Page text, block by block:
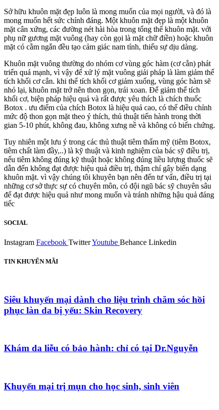
Sở hữu khuôn mặt đẹp luôn là mong muốn của mọi người, và đó là
mong muốn hết sức chính đáng. Một khuôn mặt đẹp là một khuôn
mặt cân xứng, các đường nét hài hòa trong tổng thể khuôn mặt. với
phụ nữ gương mặt vuông (hay còn gọi là mặt chữ điền) hoặc khuôn
mặt có cằm ngắn đều tạo cảm giác nam tính, thiếu sự dịu dàng.
Khuôn mặt vuông thường do nhóm cơ vùng góc hàm (cơ cắn) phát
triển quá mạnh, vì vậy để xử lý mặt vuông giải pháp là làm giảm thể
tích khối cơ cắn. khi thể tích khối cơ giảm xuống, vùng góc hàm sẽ
nhỏ lại, khuôn mặt trở nên thon gọn, trái xoan. Để giảm thể tích
khối cơ, biện pháp hiệu quả và rất được yêu thích là chích thuốc
Botox . ưu điểm của chích Botox là hiệu quả cao, có thể điều chỉnh
mức độ thon gọn mặt theo ý thích, thủ thuật tiến hành trong thời
gian 5-10 phút, không đau, không xưng nề và không có biến chứng.
Tuy nhiên một lưu ý trong các thủ thuật tiêm thẩm mỹ (tiêm Botox,
tiêm chất làm đầy,..) là kỹ thuật và kinh nghiệm của bác sỹ điều trị,
nếu tiêm không đúng kỹ thuật hoặc không đúng liều lượng thuốc sẽ
dẫn đến không đạt được hiệu quả điều trị, thậm chí gây biến dạng
khuôn mặt. vì vậy chúng tôi khuyên bạn nên đến tư vấn, điều trị tại
những cơ sở thực sự có chuyên môn, có đội ngũ bác sỹ chuyên sâu
để đạt được hiệu quả như mong muốn và tránh những hậu quả đáng
tiếc
SOCIAL
Instagram Facebook TwitterYoutube Behance Linkedin
TIN KHUYẾN MÃI
Siêu khuyến mại dành cho liệu trình chăm sóc hồi
phục làn da bị yếu: Skin Recovery
Khám da liễu có bảo hành: chỉ có tại Dr.Nguyễn
Khuyến mại trị mụn cho học sinh, sinh viên